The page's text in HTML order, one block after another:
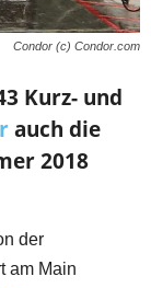
Condor (c) Condor.com
Kurz- und
auch die
2018
der
am Main